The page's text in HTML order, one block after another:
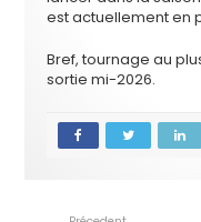
est actuellement en
Bref, tournage au
sortie mi-2026.